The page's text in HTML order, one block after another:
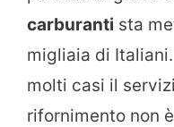
carburanti sta
migliaia di
molti casi il
rifornimento non